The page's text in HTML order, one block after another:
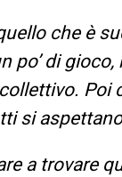
che è
di gioco,
Poi
si aspettano
a trovare